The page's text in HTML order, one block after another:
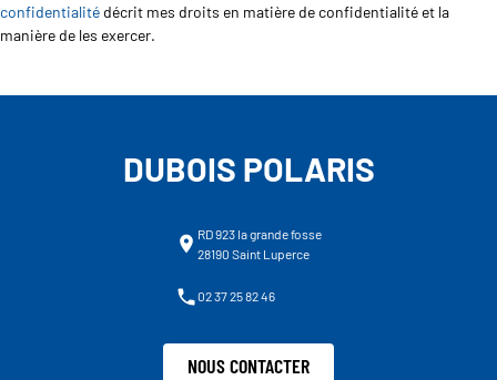
confidentialité décrit mes droits en matière de confidentialité et la
manière de les exercer.
DUBOIS POLARIS
RD 923 la grande fosse
28190 Saint Luperce
02 37 25 82 46
NOUS CONTACTER